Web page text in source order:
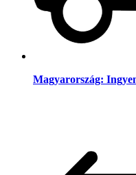
Magyarország: